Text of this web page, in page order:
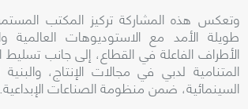
وتعكس هذه المشاركة تركيز المكتب
طويلة الأمد مع الاستوديوهات العالمية
الأطراف الفاعلة في القطاع، إلى جانب
المتنامية لدبي في مجالات الإنتاج،
السينمائية، ضمن منظومة الصناعات الإبداعية.